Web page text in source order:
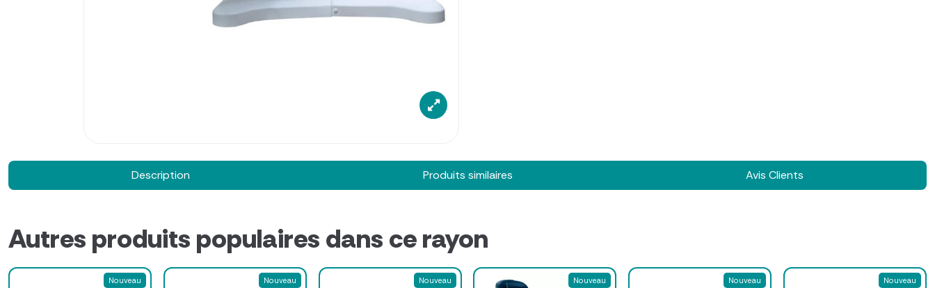
Description Produits similaires Avis Clients
Autres produits populaires dans ce rayon
Nouveau Nouveau Nouveau Nouveau Nouveau Nouveau